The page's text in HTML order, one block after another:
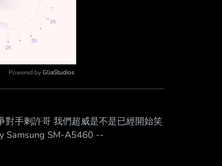
Powered by GliaStudios
手剩許哥 我們超威是不是已經開始笑
Samsung SM-A5460 --